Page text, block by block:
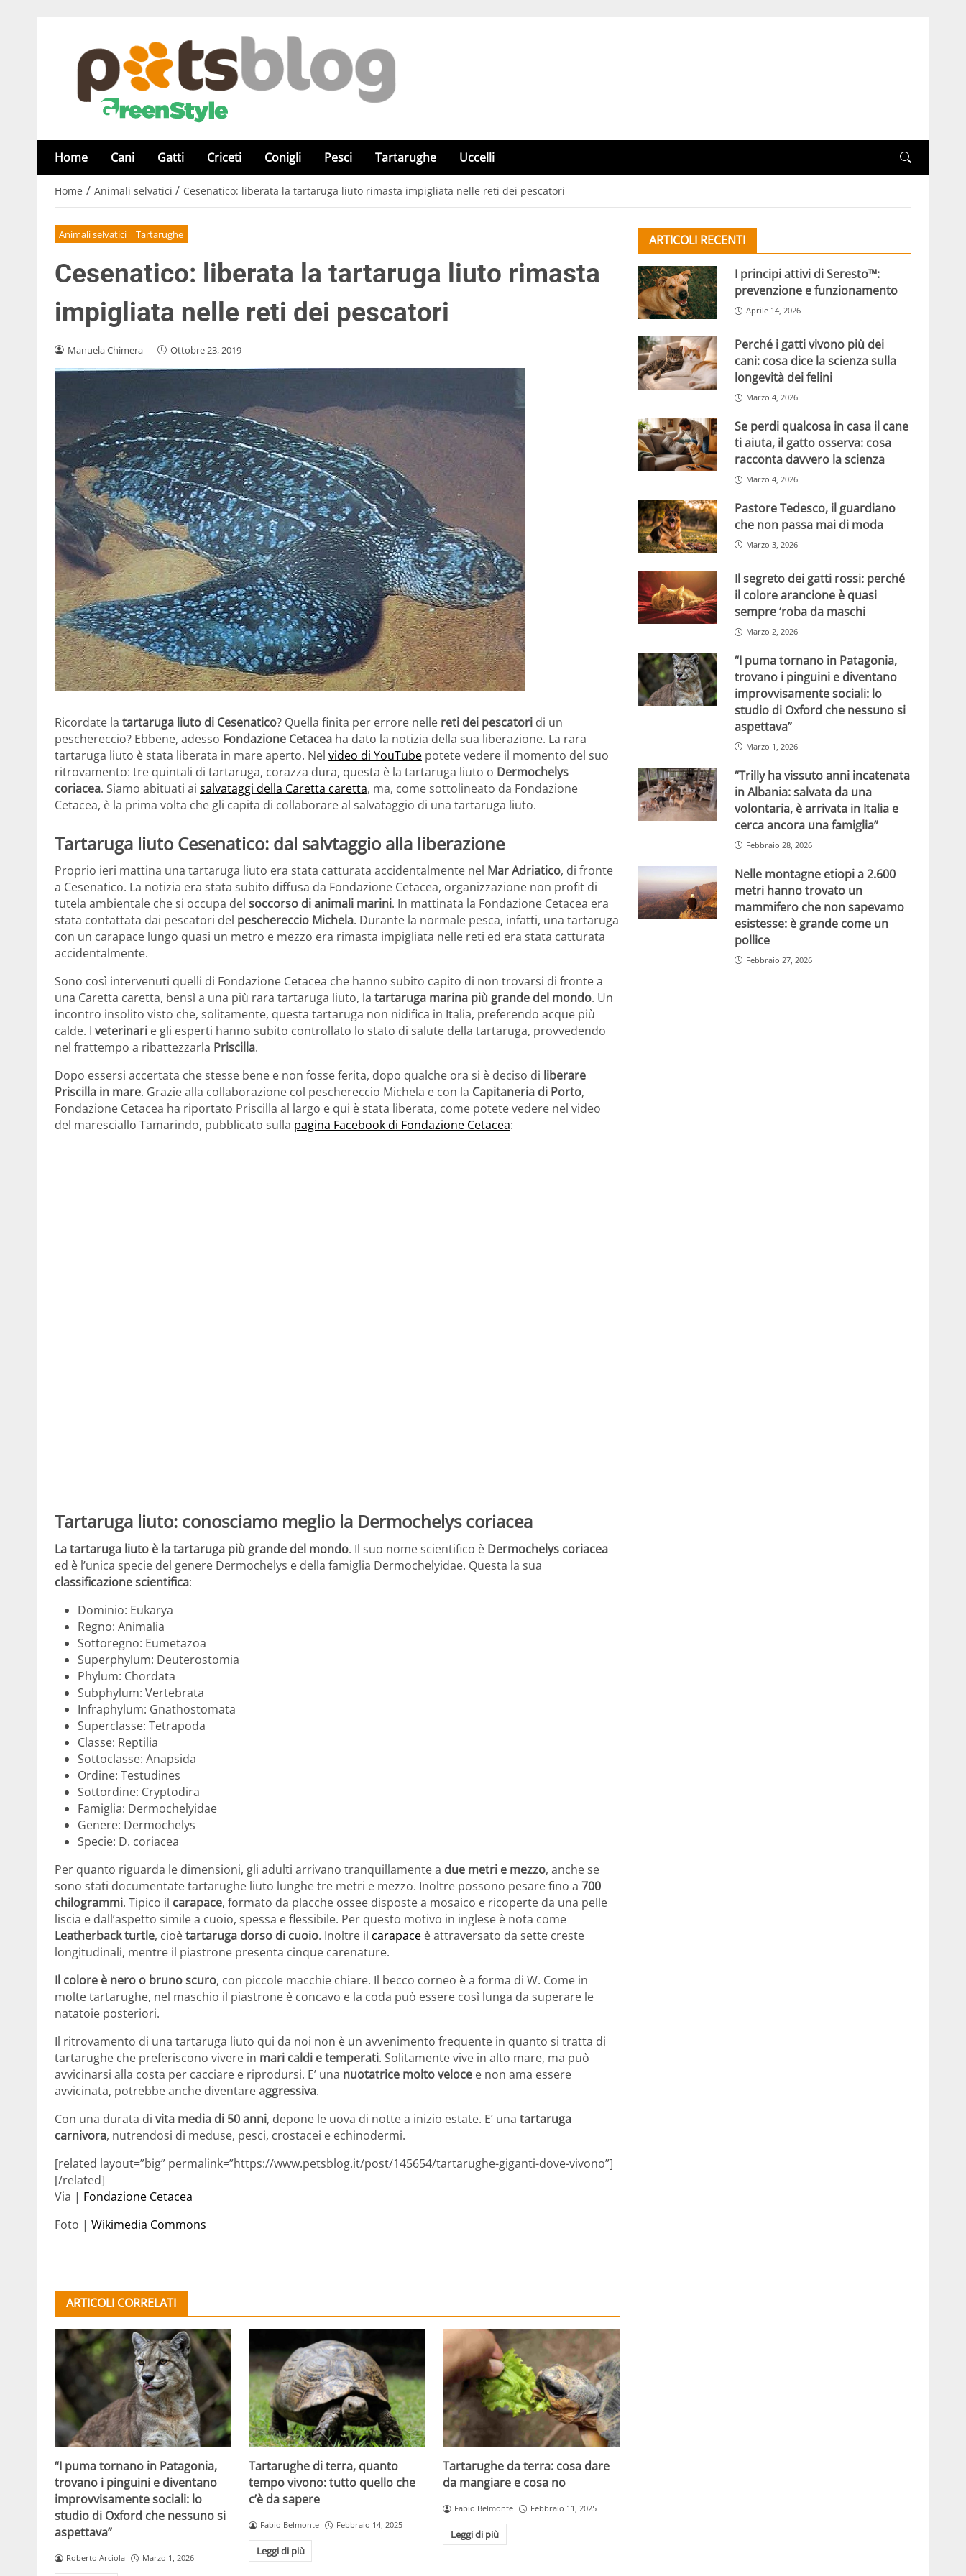
Home Cani Gatti Criceti Conigli Pesci Tartarughe Uccelli
Home / Animali selvatici / Cesenatico: liberata la tartaruga liuto rimasta impigliata nelle reti dei pescatori
Animali selvatici Tartarughe
Cesenatico: liberata la tartaruga liuto rimasta
impigliata nelle reti dei pescatori
Manuela Chimera - Ottobre 23, 2019
Ricordate la tartaruga liuto di Cesenatico? Quella finita per errore nelle reti dei pescatori di un
peschereccio? Ebbene, adesso Fondazione Cetacea ha dato la notizia della sua liberazione. La rara
tartaruga liuto è stata liberata in mare aperto. Nel video di YouTube potete vedere il momento del suo
ritrovamento: tre quintali di tartaruga, corazza dura, questa è la tartaruga liuto o Dermochelys
coriacea. Siamo abituati ai salvataggi della Caretta caretta, ma, come sottolineato da Fondazione
Cetacea, è la prima volta che gli capita di collaborare al salvataggio di una tartaruga liuto.
Tartaruga liuto Cesenatico: dal salvtaggio alla liberazione
Proprio ieri mattina una tartaruga liuto era stata catturata accidentalmente nel Mar Adriatico, di fronte
a Cesenatico. La notizia era stata subito diffusa da Fondazione Cetacea, organizzazione non profit di
tutela ambientale che si occupa del soccorso di animali marini. In mattinata la Fondazione Cetacea era
stata contattata dai pescatori del peschereccio Michela. Durante la normale pesca, infatti, una tartaruga
con un carapace lungo quasi un metro e mezzo era rimasta impigliata nelle reti ed era stata catturata
accidentalmente.
Sono così intervenuti quelli di Fondazione Cetacea che hanno subito capito di non trovarsi di fronte a
una Caretta caretta, bensì a una più rara tartaruga liuto, la tartaruga marina più grande del mondo. Un
incontro insolito visto che, solitamente, questa tartaruga non nidifica in Italia, preferendo acque più
calde. I veterinari e gli esperti hanno subito controllato lo stato di salute della tartaruga, provvedendo
nel frattempo a ribattezzarla Priscilla.
Dopo essersi accertata che stesse bene e non fosse ferita, dopo qualche ora si è deciso di liberare
Priscilla in mare. Grazie alla collaborazione col peschereccio Michela e con la Capitaneria di Porto,
Fondazione Cetacea ha riportato Priscilla al largo e qui è stata liberata, come potete vedere nel video
del maresciallo Tamarindo, pubblicato sulla pagina Facebook di Fondazione Cetacea:
Tartaruga liuto: conosciamo meglio la Dermochelys coriacea
La tartaruga liuto è la tartaruga più grande del mondo. Il suo nome scientifico è Dermochelys coriacea
ed è l’unica specie del genere Dermochelys e della famiglia Dermochelyidae. Questa la sua
classificazione scientifica:
Dominio: Eukarya
Regno: Animalia
Sottoregno: Eumetazoa
Superphylum: Deuterostomia
Phylum: Chordata
Subphylum: Vertebrata
Infraphylum: Gnathostomata
Superclasse: Tetrapoda
Classe: Reptilia
Sottoclasse: Anapsida
Ordine: Testudines
Sottordine: Cryptodira
Famiglia: Dermochelyidae
Genere: Dermochelys
Specie: D. coriacea
Per quanto riguarda le dimensioni, gli adulti arrivano tranquillamente a due metri e mezzo, anche se
sono stati documentate tartarughe liuto lunghe tre metri e mezzo. Inoltre possono pesare fino a 700
chilogrammi. Tipico il carapace, formato da placche ossee disposte a mosaico e ricoperte da una pelle
liscia e dall’aspetto simile a cuoio, spessa e flessibile. Per questo motivo in inglese è nota come
Leatherback turtle, cioètartaruga dorso di cuoio. Inoltre il carapace è attraversato da sette creste
longitudinali, mentre il piastrone presenta cinque carenature.
Il colore è nero o bruno scuro, con piccole macchie chiare. Il becco corneo è a forma di W. Come in
molte tartarughe, nel maschio il piastrone è concavo e la coda può essere così lunga da superare le
natatoie posteriori.
Il ritrovamento di una tartaruga liuto qui da noi non è un avvenimento frequente in quanto si tratta di
tartarughe che preferiscono vivere in mari caldi e temperati. Solitamente vive in alto mare, ma può
avvicinarsi alla costa per cacciare e riprodursi. E’ una nuotatrice molto veloce e non ama essere
avvicinata, potrebbe anche diventareaggressiva.
Con una durata di vita media di 50 anni, depone le uova di notte a inizio estate. E’ una tartaruga
carnivora, nutrendosi di meduse, pesci, crostacei e echinodermi.
[related layout=”big” permalink=”https://www.petsblog.it/post/145654/tartarughe-giganti-dove-vivono”]
[/related]
Via | Fondazione Cetacea
Foto | Wikimedia Commons
ARTICOLI CORRELATI
“I puma tornano in Patagonia,
trovano i pinguini e diventano
improvvisamente sociali: lo
studio di Oxford che nessuno si
aspettava”
Roberto Arciola Marzo 1, 2026
Tartarughe di terra, quanto
tempo vivono: tutto quello che
c’è da sapere
Fabio Belmonte Febbraio 14, 2025
Leggi di più
Tartarughe da terra: cosa dare
da mangiare e cosa no
Fabio Belmonte Febbraio 11, 2025
Leggi di più
ARTICOLI RECENTI
I principi attivi di Seresto™:
prevenzione e funzionamento
Aprile 14, 2026
Perché i gatti vivono più dei
cani: cosa dice la scienza sulla
longevità dei felini
Marzo 4, 2026
Se perdi qualcosa in casa il cane
ti aiuta, il gatto osserva: cosa
racconta davvero la scienza
Marzo 4, 2026
Pastore Tedesco, il guardiano
che non passa mai di moda
Marzo 3, 2026
Il segreto dei gatti rossi: perché
il colore arancione è quasi
sempre ‘roba da maschi
Marzo 2, 2026
“I puma tornano in Patagonia,
trovano i pinguini e diventano
improvvisamente sociali: lo
studio di Oxford che nessuno si
aspettava”
Marzo 1, 2026
“Trilly ha vissuto anni incatenata
in Albania: salvata da una
volontaria, è arrivata in Italia e
cerca ancora una famiglia”
Febbraio 28, 2026
Nelle montagne etiopi a 2.600
metri hanno trovato un
mammifero che non sapevamo
esistesse: è grande come un
pollice
Febbraio 27, 2026